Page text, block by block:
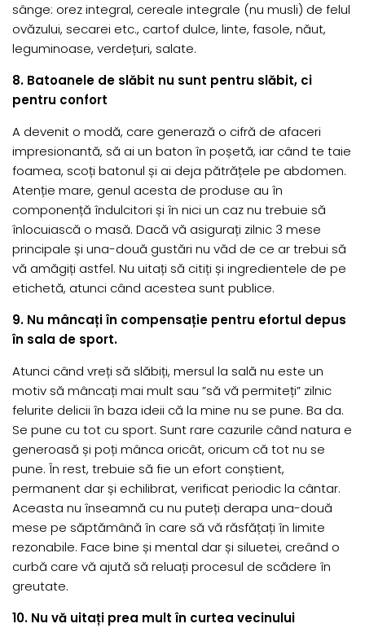
sânge: orez integral, cereale integrale (nu musli) de felul
ovăzului, secarei etc., cartof dulce, linte, fasole, năut,
leguminoase, verdețuri, salate.
8. Batoanele de slăbit nu sunt pentru slăbit, ci
pentru confort
A devenit o modă, care generază o cifră de afaceri
impresionantă, să ai un baton în poșetă, iar când te taie
foamea, scoți batonul și ai deja pătrățele pe abdomen.
Atenție mare, genul acesta de produse au în
componență îndulcitori și în nici un caz nu trebuie să
înlocuiască o masă. Dacă vă asigurați zilnic 3 mese
principale și una-două gustări nu văd de ce ar trebui să
vă amăgiți astfel. Nu uitați să citiți și ingredientele de pe
etichetă, atunci când acestea sunt publice.
9. Nu mâncați în compensație pentru efortul depus
în sala de sport.
Atunci când vreți să slăbiți, mersul la sală nu este un
motiv să mâncați mai mult sau ”să vă permiteți” zilnic
felurite delicii în baza ideii că la mine nu se pune. Ba da.
Se pune cu tot cu sport. Sunt rare cazurile când natura e
generoasă și poți mânca oricât, oricum că tot nu se
pune. În rest, trebuie să fie un efort conștient,
permanent dar și echilibrat, verificat periodic la cântar.
Aceasta nu înseamnă cu nu puteți derapa una-două
mese pe săptămână în care să vă răsfățați în limite
rezonabile. Face bine și mental dar și siluetei, creând o
curbă care vă ajută să reluați procesul de scădere în
greutate.
10. Nu vă uitați prea mult în curtea vecinului